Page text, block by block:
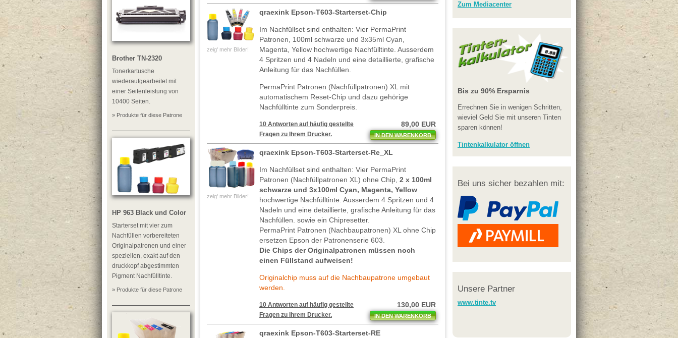
Brother TN-2320
Tonerkartusche
wiederaufgearbeitet mit
einer Seitenleistung von
10400 Seiten.
» Produkte für diese Patrone
HP 963 Black und Color
Starterset mit vier zum
Nachfüllen vorbereiteten
Originalpatronen und einer
speziellen, exakt auf den
druckkopf abgestimmten
Pigment Nachfülltinte.
» Produkte für diese Patrone
zeig' mehr Bilder!
qraexink Epson-T603-Starterset-Chip
Im Nachfüllset sind enthalten: Vier PermaPrint
Patronen, 100ml schwarze und 3x35ml Cyan,
Magenta, Yellow hochwertige Nachfülltinte. Ausserdem
4 Spritzen und 4 Nadeln und eine detaillierte, grafische
Anleitung für das Nachfüllen.
PermaPrint Patronen (Nachfüllpatronen) XL mit
automatischem Reset-Chip und dazu gehörige
Nachfülltinte zum Sonderpreis.
10 Antworten auf häufig gestellte
Fragen zu Ihrem Drucker.
89,00 EUR
IN DEN WARENKORB
zeig' mehr Bilder!
qraexink Epson-T603-Starterset-Re_XL
Im Nachfüllset sind enthalten: Vier PermaPrint
Patronen (Nachfüllpatronen XL) ohne Chip, 2 x 100ml
schwarze und 3x100ml Cyan, Magenta, Yellow
hochwertige Nachfülltinte. Ausserdem 4 Spritzen und 4
Nadeln und eine detaillierte, grafische Anleitung für das
Nachfüllen. sowie ein Chipresetter.
PermaPrint Patronen (Nachbaupatronen) XL ohne Chip
ersetzen Epson der Patronenserie 603.
Die Chips der Originalpatronen müssen noch
einen Füllstand aufweisen!
Originalchip muss auf die Nachbaupatrone umgebaut
werden.
10 Antworten auf häufig gestellte
Fragen zu Ihrem Drucker.
130,00 EUR
IN DEN WARENKORB
qraexink Epson-T603-Starterset-RE
Zum Mediacenter
Bis zu 90% Ersparnis
Errechnen Sie in wenigen Schritten,
wieviel Geld Sie mit unseren Tinten
sparen können!
Tintenkalkulator öffnen
Bei uns sicher bezahlen mit:
Unsere Partner
www.tinte.tv